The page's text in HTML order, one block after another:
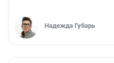
Надежда Губарь